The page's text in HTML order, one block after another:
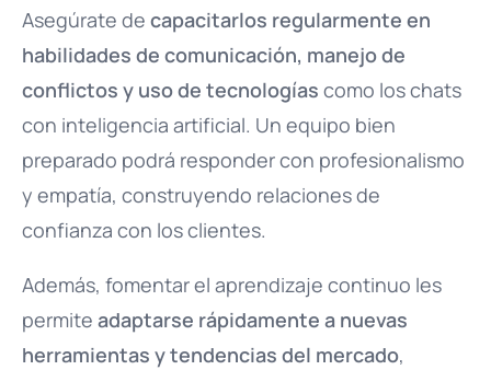
Asegúrate de capacitarlos regularmente en
habilidades de comunicación, manejo de
conflictos y uso de tecnologías como los chats
con inteligencia artificial. Un equipo bien
preparado podrá responder con profesionalismo
y empatía, construyendo relaciones de
confianza con los clientes.
Además, fomentar el aprendizaje continuo les
permite adaptarse rápidamente a nuevas
herramientas y tendencias del mercado,